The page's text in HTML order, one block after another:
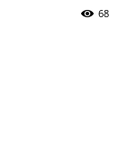
68